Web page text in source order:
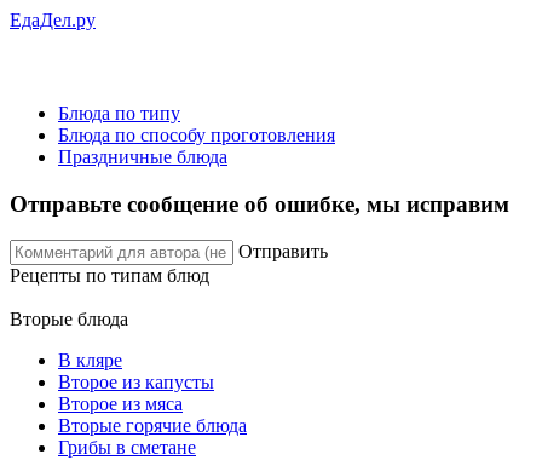
ЕдаДел.ру
Блюда по типу
Блюда по способу проготовления
Праздничные блюда
Отправьте сообщение об ошибке, мы исправим
Отправить
Рецепты по типам блюд
Вторые блюда
В кляре
Второе из капусты
Второе из мяса
Вторые горячие блюда
Грибы в сметане